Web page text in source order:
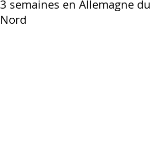
3 semaines en Allemagne du
Nord